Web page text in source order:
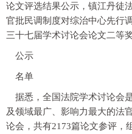
论文评选结果公示，镇江丹徒
官批民调制度对综治中心先行
三十七届学术讨论会论文二等奖
公示
名单
据悉，全国法院学术讨论会
及领域最广、影响力最大的法
论会，共有2173篇论文参评，